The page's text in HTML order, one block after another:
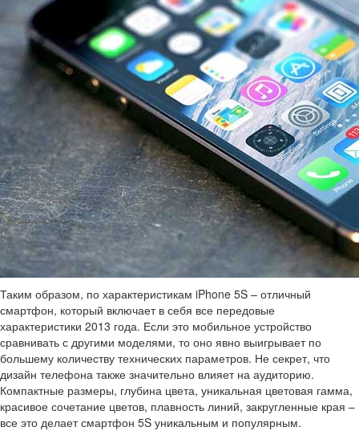
Таким образом, по характеристикам iPhone 5S – отличный
смартфон, который включает в себя все передовые
характеристики 2013 года. Если это мобильное устройство
сравнивать с другими моделями, то оно явно выигрывает по
большему количеству технических параметров. Не секрет, что
дизайн телефона также значительно влияет на аудиторию.
Компактные размеры, глубина цвета, уникальная цветовая гамма,
красивое сочетание цветов, плавность линий, закругленные края –
все это делает смартфон 5S уникальным и популярным.